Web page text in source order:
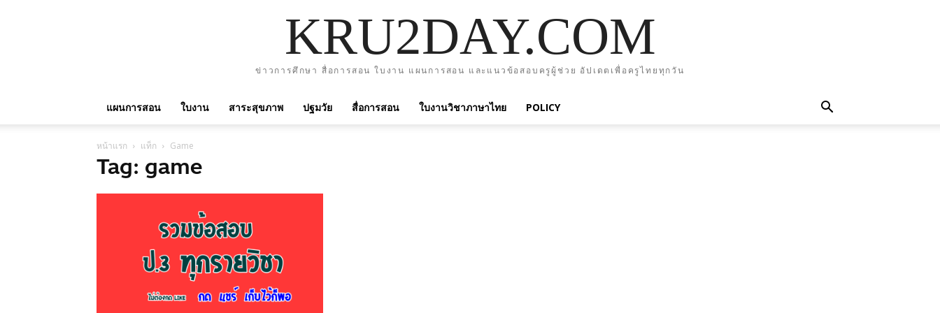
KRU2DAY.COM
ข่าวการศึกษา สื่อการสอน ใบงาน แผนการสอน และแนวข้อสอบครูผู้ช่วย อัปเดตเพื่อครูไทยทุกวัน
แผนการสอน ใบงาน สาระสุขภาพ ปฐมวัย สื่อการสอน ใบงานวิชาภาษาไทย POLICY
หน้าแรก แท็ก Game
Tag: game